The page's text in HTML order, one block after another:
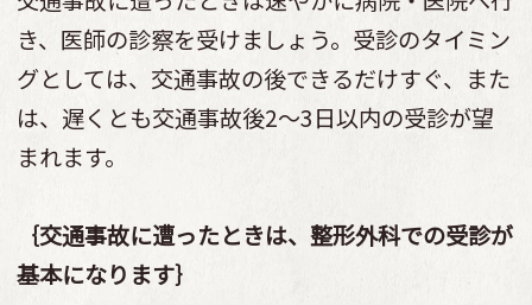
き、医師の診察を受けましょう。受診のタイミン
グとしては、交通事故の後できるだけすぐ、また
は、遅くとも交通事故後2～3日以内の受診が望
まれます。
｛交通事故に遭ったときは、整形外科での受診が
基本になります｝